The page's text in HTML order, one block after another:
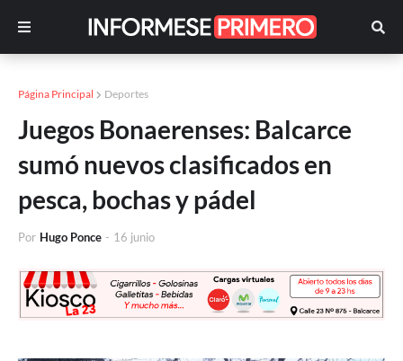
Página Principal Deportes
Juegos Bonaerenses: Balcarce
sumó nuevos clasificados en
pesca, bochas y pádel
Por Hugo Ponce - 16 junio